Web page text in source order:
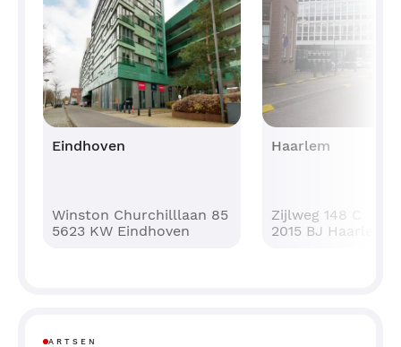
Eindhoven
Winston Churchilllaan 85
5623 KW Eindhoven
Haarlem
Zijlweg 148 C
2015 BJ Haarlem
ARTSEN